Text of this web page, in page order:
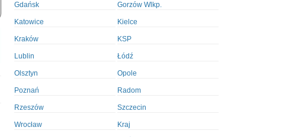
Gdańsk Gorzów Wlkp.
Katowice Kielce
Kraków KSP
Lublin Łódź
Olsztyn Opole
Poznań Radom
Rzeszów Szczecin
Wrocław Kraj